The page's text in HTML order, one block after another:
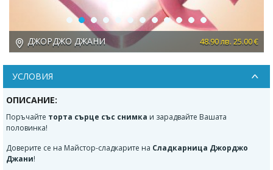
ДЖОРДЖО ДЖАНИ 48.90 лв. 25.00 €
Previous Next
УСЛОВИЯ
ОПИСАНИЕ:
Поръчайте торта сърце със снимка и зарадвайте Вашата
половинка!
Доверите се на Майстор-сладкарите на Сладкарница Джорджо
Джани!